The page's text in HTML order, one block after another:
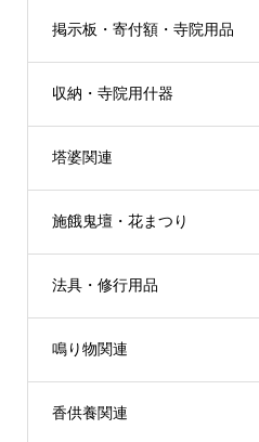
掲示板・寄付額・寺院用品
収納・寺院用什器
塔婆関連
施餓鬼壇・花まつり
法具・修行用品
鳴り物関連
香供養関連